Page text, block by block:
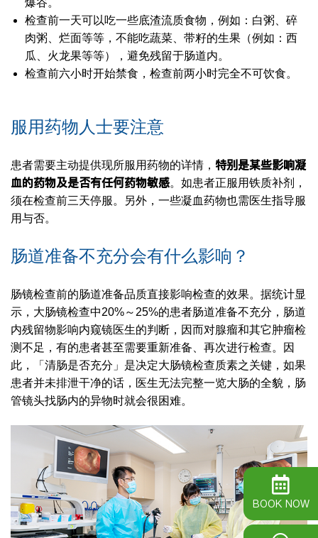
爆谷。
检查前一天可以吃一些底渣流质食物，例如：白粥、碎
肉粥、烂面等等，不能吃蔬菜、带籽的生果（例如：西
瓜、火龙果等等），避免残留于肠道内。
检查前六小时开始禁食，检查前两小时完全不可饮食。
服用药物人士要注意
患者需要主动提供现所服用药物的详情， 特别是某些影响凝
血的药物及是否有任何药物敏感。如患者正服用铁质补剂，
须在检查前三天停服。另外，一些凝血药物也需医生指导服
用与否。
肠道准备不充分会有什么影响？
肠镜检查前的肠道准备品质直接影响检查的效果。据统计显
示，大肠镜检查中20%～25%的患者肠道准备不充分，肠道
内残留物影响内窥镜医生的判断，因而对腺瘤和其它肿瘤检
测不足，有的患者甚至需要重新准备、再次进行检查。因
此，「清肠是否充分」是决定大肠镜检查质素之关键，如果
患者并未排泄干净的话，医生无法完整一览大肠的全貌，肠
管镜头找肠内的异物时就会很困难。
BOOK NOW